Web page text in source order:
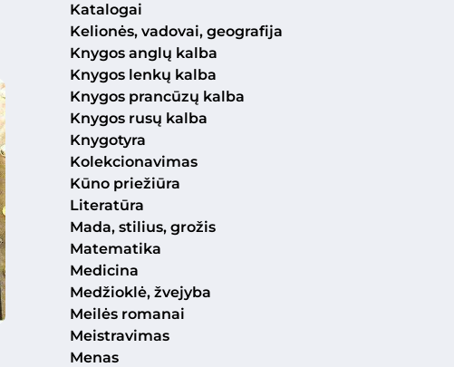
Katalogai
Kelionės, vadovai, geografija
Knygos anglų kalba
Knygos lenkų kalba
Knygos prancūzų kalba
Knygos rusų kalba
Knygotyra
Kolekcionavimas
Kūno priežiūra
Literatūra
Mada, stilius, grožis
Matematika
Medicina
Medžioklė, žvejyba
Meilės romanai
Meistravimas
Menas